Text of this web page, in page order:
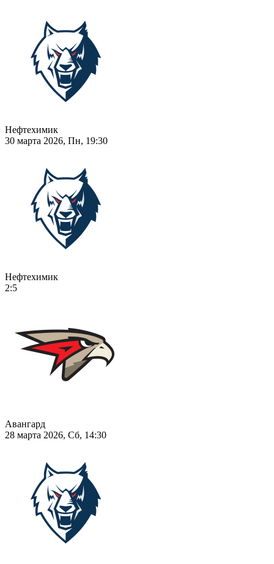
Нефтехимик
30 марта 2026, Пн, 19:30
Нефтехимик
2:5
Авангард
28 марта 2026, Сб, 14:30